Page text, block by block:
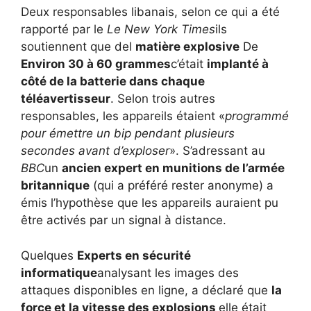
Deux responsables libanais, selon ce qui a été
rapporté par le Le New York Timesils
soutiennent que del matière explosive De
Environ 30 à 60 grammesc’était implanté à
côté de la batterie dans chaque
téléavertisseur. Selon trois autres
responsables, les appareils étaient «programmé
pour émettre un bip pendant plusieurs
secondes avant d’exploser». S’adressant au
BBCun ancien expert en munitions de l’armée
britannique (qui a préféré rester anonyme) a
émis l’hypothèse que les appareils auraient pu
être activés par un signal à distance.
Quelques Experts en sécurité
informatiqueanalysant les images des
attaques disponibles en ligne, a déclaré que la
force et la vitesse des explosions elle était